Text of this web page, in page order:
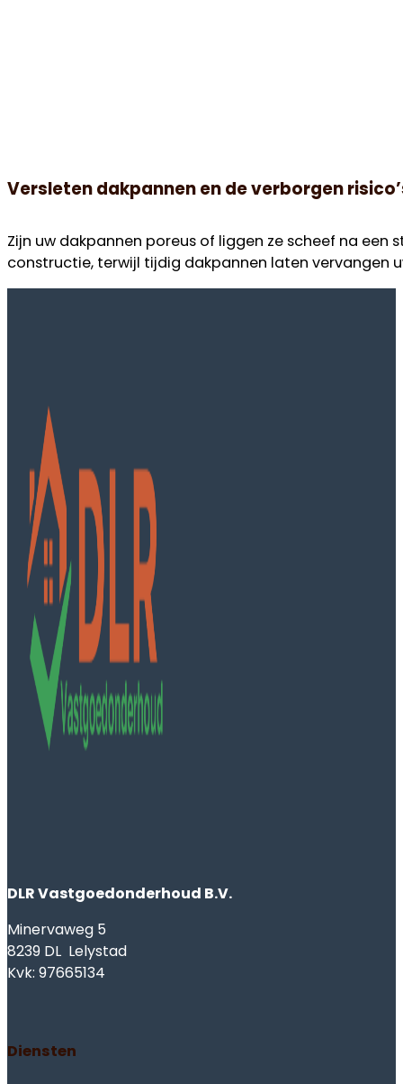
DLR Vastgoedonderhoud B.V.
Minervaweg 5
8239 DL Lelystad
Kvk: 97665134
Diensten
Dak inspectie
Pannendak renoveren
Dak isolatie
Schoorsteen renovatie
Werkgebied
Alle berichten
Contact opnemen
Offerte aanvragen